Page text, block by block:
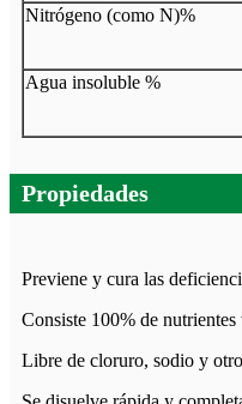
Nitrógeno (como N)%
Agua insoluble %
Propiedades
Previene y cura las
Consiste 100% de nutrientes
Libre de cloruro, sodio y